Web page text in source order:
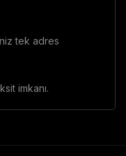
tek adres
imkanı.